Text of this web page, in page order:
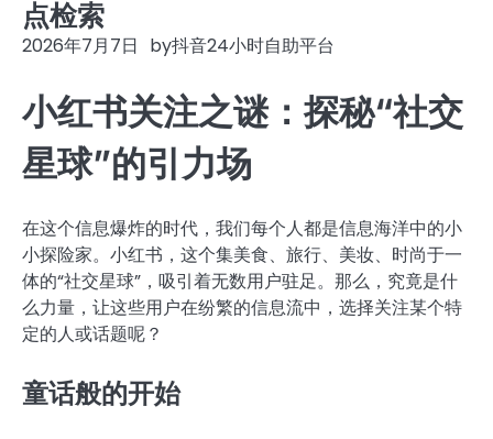
点检索
2026年7月7日 by抖音24小时自助平台
小红书关注之谜：探秘“社交
星球”的引力场
在这个信息爆炸的时代，我们每个人都是信息海洋中的小
小探险家。小红书，这个集美食、旅行、美妆、时尚于一
体的“社交星球”，吸引着无数用户驻足。那么，究竟是什
么力量，让这些用户在纷繁的信息流中，选择关注某个特
定的人或话题呢？
童话般的开始